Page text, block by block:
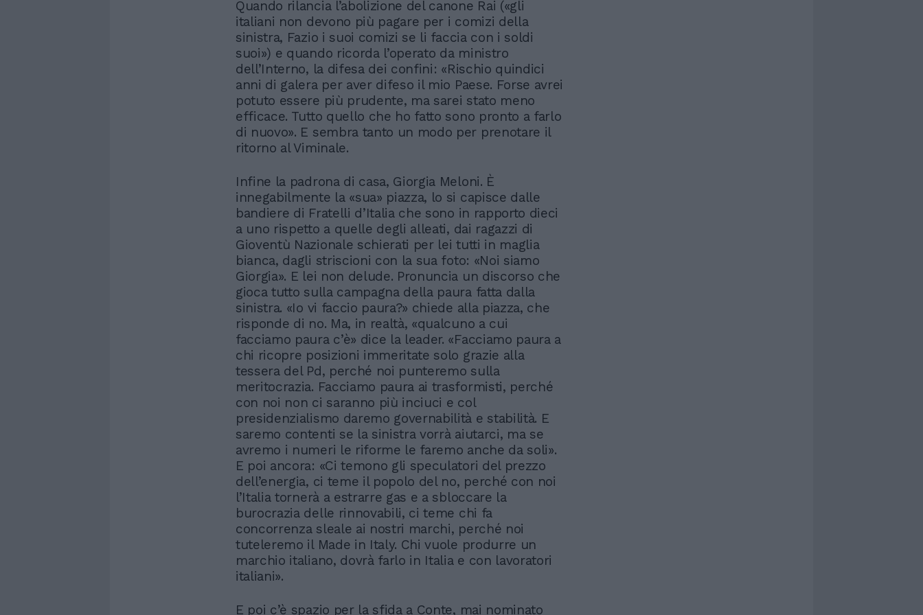
Quando rilancia l’abolizione del canone Rai («gli
italiani non devono più pagare per i comizi della
sinistra, Fazio i suoi comizi se li faccia con i soldi
suoi») e quando ricorda l’operato da ministro
dell’Interno, la difesa dei confini: «Rischio quindici
anni di galera per aver difeso il mio Paese. Forse avrei
potuto essere più prudente, ma sarei stato meno
efficace. Tutto quello che ho fatto sono pronto a farlo
di nuovo». E sembra tanto un modo per prenotare il
ritorno al Viminale.
Infine la padrona di casa, Giorgia Meloni. È
innegabilmente la «sua» piazza, lo si capisce dalle
bandiere di Fratelli d’Italia che sono in rapporto dieci
a uno rispetto a quelle degli alleati, dai ragazzi di
Gioventù Nazionale schierati per lei tutti in maglia
bianca, dagli striscioni con la sua foto: «Noi siamo
Giorgia». E lei non delude. Pronuncia un discorso che
gioca tutto sulla campagna della paura fatta dalla
sinistra. «Io vi faccio paura?» chiede alla piazza, che
risponde di no. Ma, in realtà, «qualcuno a cui
facciamo paura c’è» dice la leader. «Facciamo paura a
chi ricopre posizioni immeritate solo grazie alla
tessera del Pd, perché noi punteremo sulla
meritocrazia. Facciamo paura ai trasformisti, perché
con noi non ci saranno più inciuci e col
presidenzialismo daremo governabilità e stabilità. E
saremo contenti se la sinistra vorrà aiutarci, ma se
avremo i numeri le riforme le faremo anche da soli».
E poi ancora: «Ci temono gli speculatori del prezzo
dell’energia, ci teme il popolo del no, perché con noi
l’Italia tornerà a estrarre gas e a sbloccare la
burocrazia delle rinnovabili, ci teme chi fa
concorrenza sleale ai nostri marchi, perché noi
tuteleremo il Made in Italy. Chi vuole produrre un
marchio italiano, dovrà farlo in Italia e con lavoratori
italiani».
E poi c’è spazio per la sfida a Conte, mai nominato